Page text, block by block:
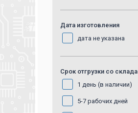
Дата изготовления
дата не указана
Срок отгрузки со склада
1 день (в наличии)
5-7 рабочих дней